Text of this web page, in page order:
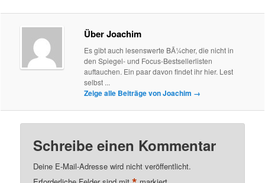
Über Joachim
Es gibt auch lesenswerte BÃ¼cher, die nicht in
den Spiegel- und Focus-Bestsellerlisten
auftauchen. Ein paar davon findet ihr hier. Lest
selbst ...
Zeige alle Beiträge von Joachim →
Schreibe einen Kommentar
Deine E-Mail-Adresse wird nicht veröffentlicht.